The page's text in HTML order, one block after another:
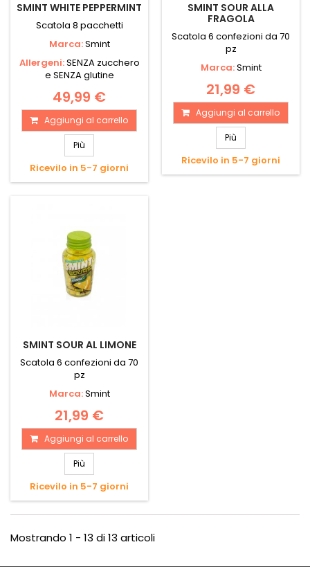
SMINT WHITE PEPPERMINT
Scatola 8 pacchetti
Marca:Smint
Allergeni:SENZA zucchero
e SENZA glutine
49,99 €
Aggiungi al carrello
Più
Ricevilo in 5-7 giorni
SMINT SOUR ALLA
FRAGOLA
Scatola 6 confezioni da 70
pz
Marca:Smint
21,99 €
Aggiungi al carrello
Più
Ricevilo in 5-7 giorni
SMINT SOUR AL LIMONE
Scatola 6 confezioni da 70
pz
Marca:Smint
21,99 €
Aggiungi al carrello
Più
Ricevilo in 5-7 giorni
Mostrando 1 - 13 di 13 articoli